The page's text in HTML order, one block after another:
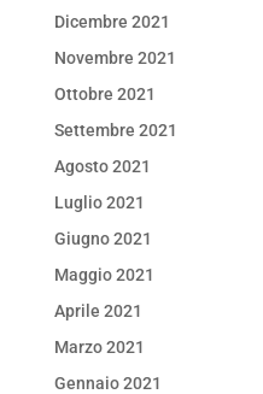
Dicembre 2021
Novembre 2021
Ottobre 2021
Settembre 2021
Agosto 2021
Luglio 2021
Giugno 2021
Maggio 2021
Aprile 2021
Marzo 2021
Gennaio 2021